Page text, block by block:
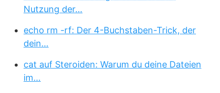
Nutzung der…
echo rm -rf: Der 4-Buchstaben-Trick, der
dein…
cat auf Steroiden: Warum du deine Dateien
im…